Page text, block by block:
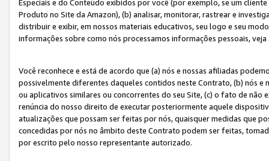
Especiais e do Conteúdo exibidos por você (por exemplo, se um
Produto no Site da Amazon), (b) analisar, monitorar, rastrear e
distribuir e exibir, em nossos materiais educativos, seu logo e seu
informações sobre como nós processamos informações pessoais,
Você reconhece e está de acordo que (a) nós e nossas afiliadas
possivelmente diferentes daqueles contidos neste Contrato, (b) nós
ou aplicativos similares ou concorrentes do seu Site, (c) o fato de
renúncia do nosso direito de executar posteriormente aquele
atualizações que possam ser feitas por nós, quaisquer medidas que
concedidas por nós no âmbito deste Contrato podem ser feitas,
por escrito pelo nosso representante autorizado.